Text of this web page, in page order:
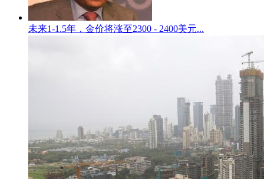
未来1-1.5年，金价将涨至2300 - 2400美元...